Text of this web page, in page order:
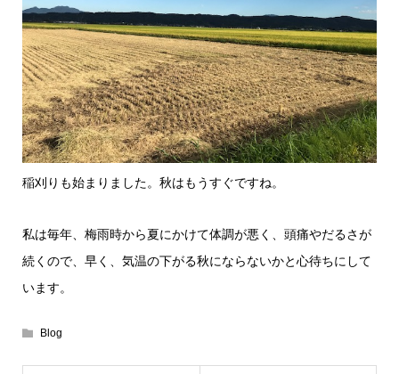
稲刈りも始まりました。秋はもうすぐですね。
私は毎年、梅雨時から夏にかけて体調が悪く、頭痛やだるさが
続くので、早く、気温の下がる秋にならないかと心待ちにして
います。
Blog